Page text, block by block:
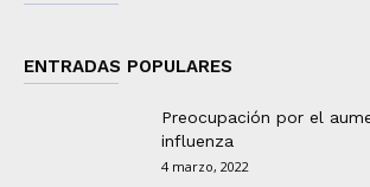
ENTRADAS POPULARES
Preocupación por el
influenza
4 marzo, 2022